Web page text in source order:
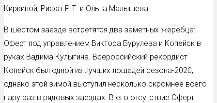
Киркиной, Рифат Р.Т. и Ольга Малышева.
В шестом заезде встретятся два заметных жеребца:
Оферт под управлением Виктора Бурулева и Копейск в
руках Вадима Кулыгина. Всероссийский рекордист
Копейск был одной из лучших лошадей сезона-2020,
однако этой зимой выступил несколько скромнее всего
пару раз в рядовых заездах. В его отсутствие Оферт